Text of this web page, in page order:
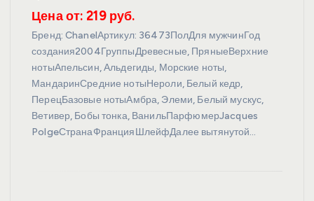
Цена от: 219 руб.
Бренд: ChanelАртикул: 36473ПолДля мужчинГод
создания2004ГруппыДревесные, ПряныеВерхние
нотыАпельсин, Альдегиды, Морские ноты,
МандаринСредние нотыНероли, Белый кедр,
ПерецБазовые нотыАмбра, Элеми, Белый мускус,
Ветивер, Бобы тонка, ВанильПарфюмерJacques
PolgeСтранаФранцияШлейфДалее вытянутой…